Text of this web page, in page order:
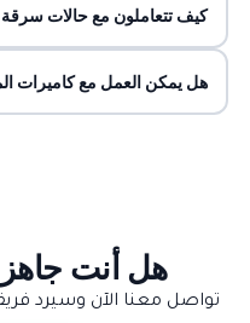
كيف تتعاملون مع حالات سرقة
هل يمكن العمل مع كاميرات
هل أنت جاهز
تواصل معنا الآن وسيرد